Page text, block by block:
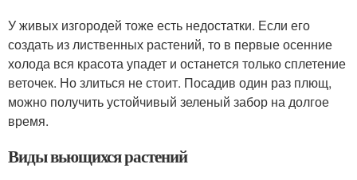
У живых изгородей тоже есть недостатки. Если его
создать из лиственных растений, то в первые осенние
холода вся красота упадет и останется только сплетение
веточек. Но злиться не стоит. Посадив один раз плющ,
можно получить устойчивый зеленый забор на долгое
время.
Виды вьющихся растений